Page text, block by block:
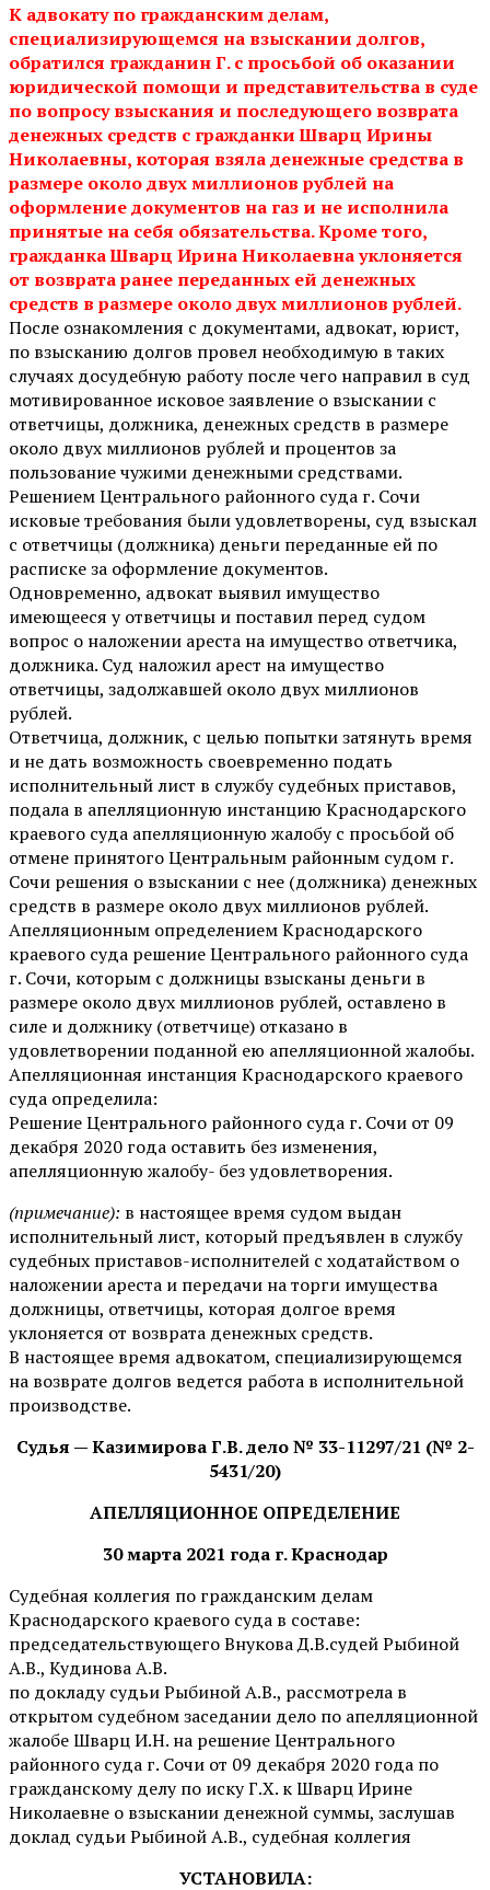
К адвокату по гражданским делам,
специализирующемся на взыскании долгов,
обратился гражданин Г. с просьбой об оказании
юридической помощи и представительства в суде
по вопросу взыскания и последующего возврата
денежных средств с гражданки Шварц Ирины
Николаевны, которая взяла денежные средства в
размере около двух миллионов рублей на
оформление документов на газ и не исполнила
принятые на себя обязательства. Кроме того,
гражданка Шварц Ирина Николаевна уклоняется
от возврата ранее переданных ей денежных
средств в размере около двух миллионов рублей.
После ознакомления с документами, адвокат, юрист,
по взысканию долгов провел необходимую в таких
случаях досудебную работу после чего направил в суд
мотивированное исковое заявление о взыскании с
ответчицы, должника, денежных средств в размере
около двух миллионов рублей и процентов за
пользование чужими денежными средствами.
Решением Центрального районного суда г. Сочи
исковые требования были удовлетворены, суд взыскал
с ответчицы (должника) деньги переданные ей по
расписке за оформление документов.
Одновременно, адвокат выявил имущество
имеющееся у ответчицы и поставил перед судом
вопрос о наложении ареста на имущество ответчика,
должника. Суд наложил арест на имущество
ответчицы, задолжавшей около двух миллионов
рублей.
Ответчица, должник, с целью попытки затянуть время
и не дать возможность своевременно подать
исполнительный лист в службу судебных приставов,
подала в апелляционную инстанцию Краснодарского
краевого суда апелляционную жалобу с просьбой об
отмене принятого Центральным районным судом г.
Сочи решения о взыскании с нее (должника) денежных
средств в размере около двух миллионов рублей.
Апелляционным определением Краснодарского
краевого суда решение Центрального районного суда
г. Сочи, которым с должницы взысканы деньги в
размере около двух миллионов рублей, оставлено в
силе и должнику (ответчице) отказано в
удовлетворении поданной ею апелляционной жалобы.
Апелляционная инстанция Краснодарского краевого
суда определила:
Решение Центрального районного суда г. Сочи от 09
декабря 2020 года оставить без изменения,
апелляционную жалобу- без удовлетворения.
(примечание): в настоящее время судом выдан
исполнительный лист, который предъявлен в службу
судебных приставов-исполнителей с ходатайством о
наложении ареста и передачи на торги имущества
должницы, ответчицы, которая долгое время
уклоняется от возврата денежных средств.
В настоящее время адвокатом, специализирующемся
на возврате долгов ведется работа в исполнительной
производстве.
Судья — Казимирова Г.В. дело № 33-11297/21 (№ 2-
5431/20)
АПЕЛЛЯЦИОННОЕ ОПРЕДЕЛЕНИЕ
30 марта 2021 года г. Краснодар
Судебная коллегия по гражданским делам
Краснодарского краевого суда в составе:
председательствующего Внукова Д.В.судей Рыбиной
А.В., Кудинова А.В.
по докладу судьи Рыбиной А.В., рассмотрела в
открытом судебном заседании дело по апелляционной
жалобе Шварц И.Н. на решение Центрального
районного суда г. Сочи от 09 декабря 2020 года по
гражданскому делу по иску Г.Х. к Шварц Ирине
Николаевне о взыскании денежной суммы, заслушав
доклад судьи Рыбиной А.В., судебная коллегия
УСТАНОВИЛА: